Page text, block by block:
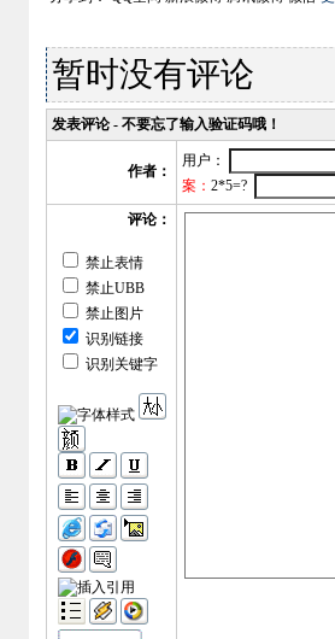
暂时没有评论
发表评论 - 不要忘了输入验证码哦！
作者：
用户：
案： 2*5=?
评论：
禁止表情
禁止UBB
禁止图片
识别链接
识别关键字